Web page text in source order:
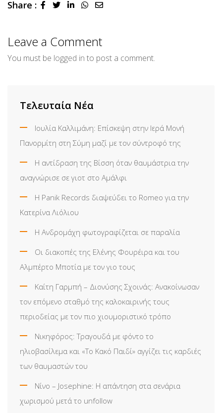
Share : LinkedInWhatsapp
Share
Leave a Comment
You must be logged in to post a comment.
Τελευταία Νέα
Ιουλία Καλλιμάνη: Επίσκεψη στην Ιερά Μονή
Πανορμίτη στη Σύμη μαζί με τον σύντροφό της
Η αντίδραση της Βίσση όταν θαυμάστρια την
αναγνώρισε σε γιοτ στο Αμάλφι
Η Panik Records διαψεύδει το Romeo για την
Κατερίνα Λιόλιου
Η Ανδρομάχη φωτογραφίζεται σε παραλία
Οι διακοπές της Ελένης Φουρέιρα και του
Αλμπέρτο Μποτία με τον γιο τους
Καίτη Γαρμπή – Διονύσης Σχοινάς: Ανακοίνωσαν
τον επόμενο σταθμό της καλοκαιρινής τους
περιοδείας με τον πιο χιουμοριστικό τρόπο
Νικηφόρος: Τραγουδά με φόντο το
ηλιοβασίλεμα και «Το Κακό Παιδί» αγγίζει τις καρδιές
των θαυμαστών του
Νίνο – Josephine: Η απάντηση στα σενάρια
χωρισμού μετά το unfollow